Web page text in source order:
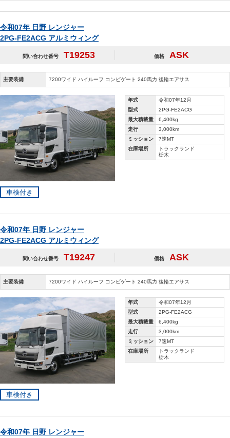
令和07年 日野 レンジャー
2PG-FE2ACG アルミウィング
問い合わせ番号 T19253 価格 ASK
主要装備 7200ワイド ハイルーフ コンビゲート 240馬力 後輪エアサス
年式
令和07年12月
型式
2PG-FE2ACG
最大積載量
6,400kg
走行
3,000km
ミッション
7速MT
在庫場所
トラックランド
栃木
車検付き
令和07年 日野 レンジャー
2PG-FE2ACG アルミウィング
問い合わせ番号 T19247 価格 ASK
主要装備 7200ワイド ハイルーフ コンビゲート 240馬力 後輪エアサス
年式
令和07年12月
型式
2PG-FE2ACG
最大積載量
6,400kg
走行
3,000km
ミッション
7速MT
在庫場所
トラックランド
栃木
車検付き
令和07年 日野 レンジャー